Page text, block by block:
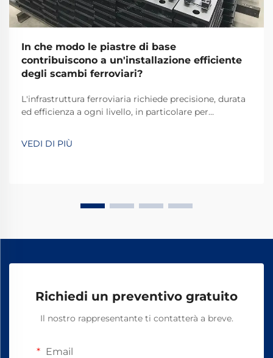
In che modo le piastre di base
contribuiscono a un'installazione efficiente
degli scambi ferroviari?
L'infrastruttura ferroviaria richiede precisione, durata
ed efficienza a ogni livello, in particolare per
per deviatoi ferroviari svolgono un ruolo
fondamentale nel garantire un corretto allineamento
VEDI DI PIÙ
Richiedi un preventivo gratuito
Il nostro rappresentante ti contatterà a breve.
Email